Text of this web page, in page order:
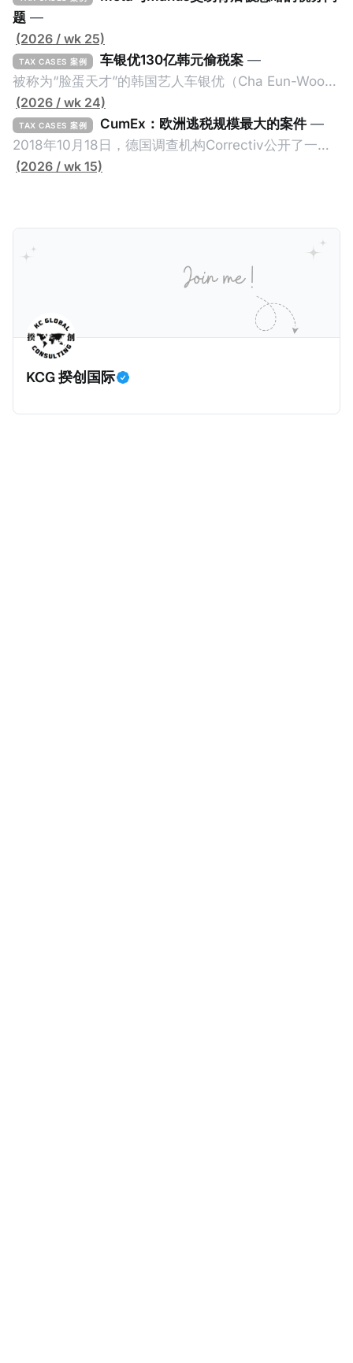
题 —
(2026 / wk 25)
TAX CASES 案例 车银优130亿韩元偷税案 —
被称为“脸蛋天才”的韩国艺人车银优（Cha Eun-Woo，
原名：李东敏）以零瑕疵的完美人设著称。但是，在
2026年1月，韩国国税厅的一纸追缴超过200亿韩元
（折合约8900万人民币）通知，将其推向了涉嫌逃避
缴纳所得税的舆论风口浪尖。 经过事情发展多月，最后
缴税款的记录。虽然他已经公开承认错误，但这一风波
已彻底重创其公众形象，导致多项高奢代言流产。不
过，他不至于被“封杀”，2026年5月15日Netflix的奇幻
动作喜剧《超能路人甲》正式上线，车银优在剧中饰演
主角之一李云情。 我们在这一篇文章将会基于网上信
息，剖析整个事情的来龙去脉。 请注意，由于车银优的
案例并无公开判决信息，网上信息不一定100%准确，
我们已经尽量采纳多方信息，争取以最客观的角度来推
(2026 / wk 24)
TAX CASES 案例 CumEx：欧洲逃税规模最大的案件 —
2018年10月18日，德国调查机构Correctiv公开了一件
跨越十多年及横跨多个国家的逃税案，涉税金额超过
家金融机构，并引致了多家机构被起诉，部分甚至因而
破产。这一篇文章将会结合Correctiv、经合组织、
amaBhungane等国际组织的报告及文章，来给大家剖
Cum，简单来说就是“带股息”或“含股息”。 一家上市公
司宣告了股息，但在股权登记日截止前未支付股息的期
间，就属于“带股息”。比如，中国银行在2025年12月5
日公告派股息每10股1.094元，而2025年12月10日为最
(2026 / wk 15)
KCG 揆创国际